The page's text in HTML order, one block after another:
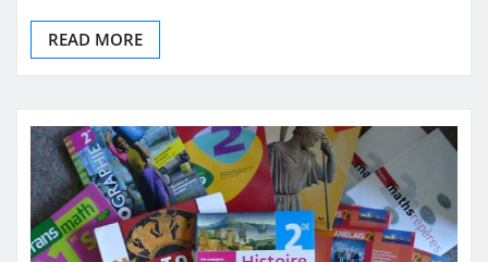
READ MORE